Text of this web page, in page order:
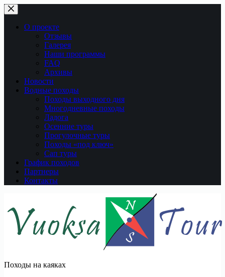
Перейти
к
сути
О проекте
Отзывы
Галерея
Наши программы
FAQ
Архивы
Новости
Водные походы
Походы выходного дня
Многодневные походы
Ладога
Осенние туры
Прогулочные туры
Походы «под ключ»
Сап туры
График походов
Партнеры
Контакты
Походы на каяках